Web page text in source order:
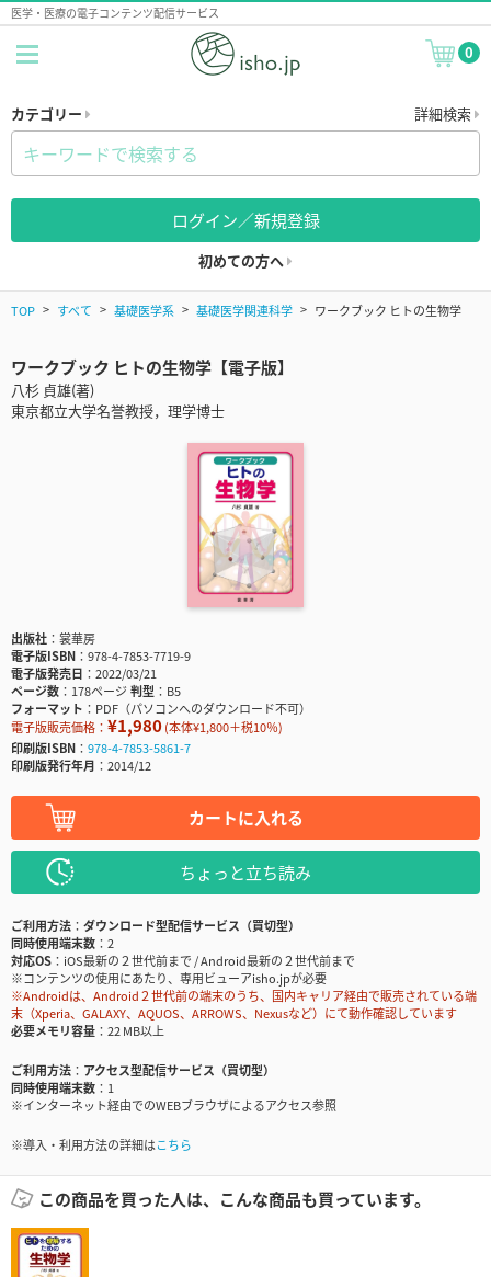
医学・医療の電子コンテンツ配信サービス
0
カテゴリー 詳細検索
ログイン／新規登録
初めての方へ
TOP すべて 基礎医学系 基礎医学関連科学 ワークブック ヒトの生物学
ワークブック ヒトの生物学【電子版】
八杉 貞雄(著)
東京都立大学名誉教授，理学博士
出版社
裳華房
電子版ISBN
978-4-7853-7719-9
電子版発売日
2022/03/21
ページ数
178ページ判型
B5
フォーマット
PDF（パソコンへのダウンロード不可）
電子版販売価格： ¥1,980(本体¥1,800＋税10％)
印刷版ISBN
978-4-7853-5861-7
印刷版発行年月
2014/12
カートに入れる
ちょっと立ち読み
ご利用方法
ダウンロード型配信サービス（買切型）
同時使用端末数
2
対応OS
iOS最新の２世代前まで / Android最新の２世代前まで
※コンテンツの使用にあたり、専用ビューアisho.jpが必要
※Androidは、Android２世代前の端末のうち、国内キャリア経由で販売されている端
末（Xperia、GALAXY、AQUOS、ARROWS、Nexusなど）にて動作確認しています
必要メモリ容量
22 MB以上
ご利用方法
アクセス型配信サービス（買切型）
同時使用端末数
1
※インターネット経由でのWEBブラウザによるアクセス参照
※導入・利用方法の詳細はこちら
この商品を買った人は、こんな商品も買っています。